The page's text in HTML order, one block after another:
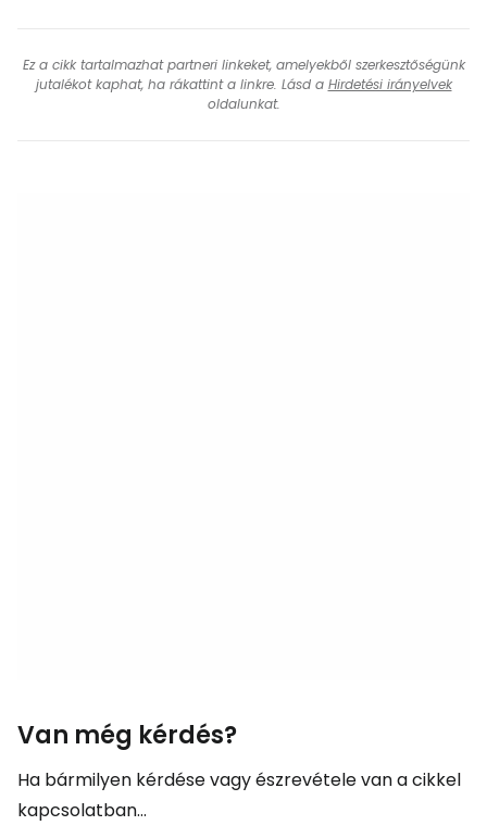
Ez a cikk tartalmazhat partneri linkeket, amelyekből szerkesztőségünk
jutalékot kaphat, ha rákattint a linkre. Lásd a Hirdetési irányelvek
oldalunkat.
Van még kérdés?
Ha bármilyen kérdése vagy észrevétele van a cikkel
kapcsolatban...